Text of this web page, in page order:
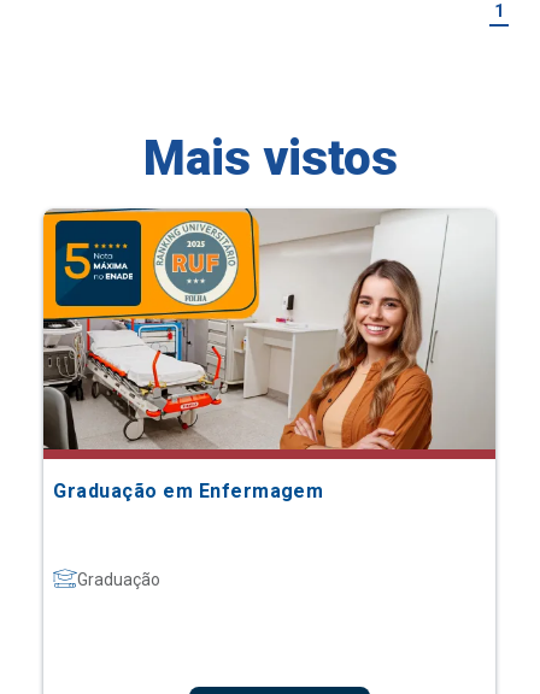
1
Mais vistos
Graduação em Enfermagem
Graduação